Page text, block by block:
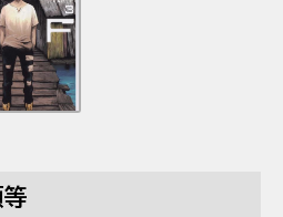
」
Fi プロトタイピング研究所
買地消」
宮野優『トゥモロー・ネヴァー・
等